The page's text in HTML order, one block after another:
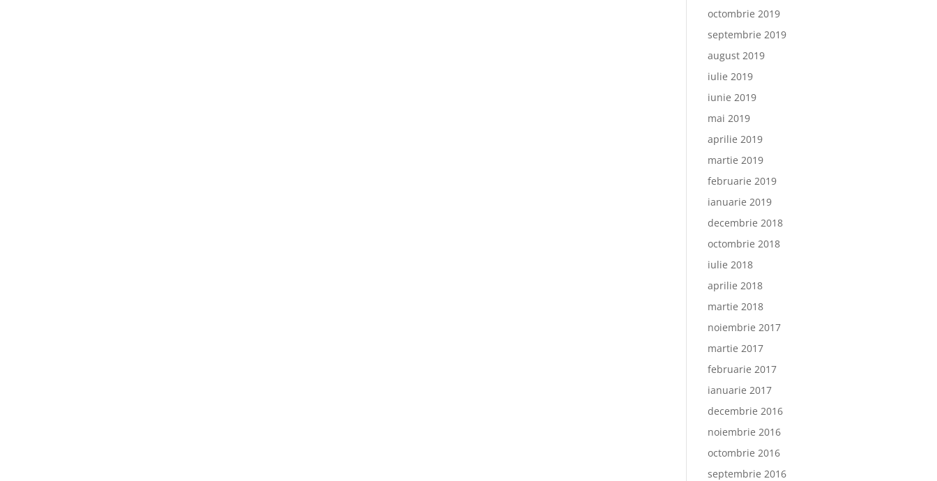
octombrie 2019
septembrie 2019
august 2019
iulie 2019
iunie 2019
mai 2019
aprilie 2019
martie 2019
februarie 2019
ianuarie 2019
decembrie 2018
octombrie 2018
iulie 2018
aprilie 2018
martie 2018
noiembrie 2017
martie 2017
februarie 2017
ianuarie 2017
decembrie 2016
noiembrie 2016
octombrie 2016
septembrie 2016